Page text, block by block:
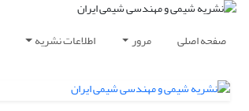
صفحه اصلی مرور اطلاعات نشریه